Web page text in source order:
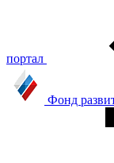
портал
Фонд